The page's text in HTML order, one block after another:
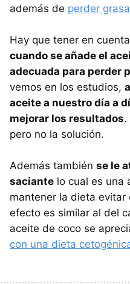
además de perder grasa
Hay que tener en
cuando se añade el
adecuada para perder
vemos en los estudios,
aceite a nuestro día a
mejorar los resultados.
pero no la solución.
Además también se le
saciante lo cual es una
mantener la dieta evitar
efecto es similar al del
aceite de coco se
con una dieta